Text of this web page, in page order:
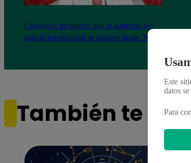
Congreso: proponen que el aumento del
salario presidencial se aplique desde 2026
También te
Este
datos
Para